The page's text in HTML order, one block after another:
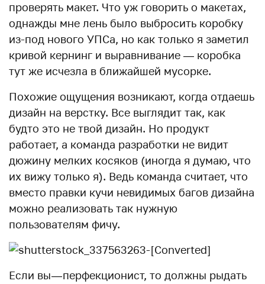
проверять макет. Что уж говорить о макетах,
однажды мне лень было выбросить коробку
из-под нового УПСа, но как только я заметил
кривой кернинг и выравниваниe — коробка
тут же исчезла в ближайшей мусорке.
Похожие ощущения возникают, когда отдаешь
дизайн на верстку. Все выглядит так, как
будто это не твой дизайн. Но продукт
работает, а команда разработки не видит
дюжину мелких косяков (иногда я думаю, что
их вижу только я). Ведь команда считает, что
вместо правки кучи невидимых багов дизайна
можно реализовать так нужную
пользователям фичу.
Если вы — перфекционист, то должны рыдать